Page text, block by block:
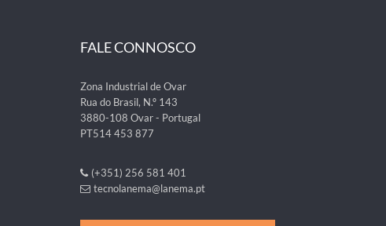
FALE CONNOSCO
Zona Industrial de Ovar
Rua do Brasil, N.º 143
3880-108 Ovar - Portugal
PT514 453 877
(+351) 256 581 401
tecnolanema@lanema.pt